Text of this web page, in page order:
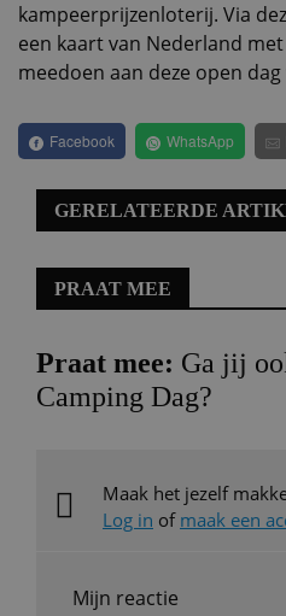
kampeerprijzenloterij. Via
een kaart van Nederland
meedoen aan deze open
Facebook WhatsApp
GERELATEERDE
PRAAT MEE
Praat mee: Ga jij
Camping Dag?
Maak het jezelf
Log in of maak een
Mijn reactie